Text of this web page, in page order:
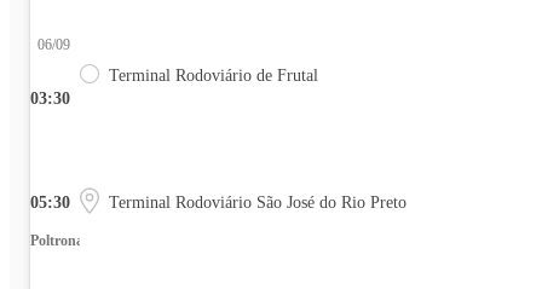
03:30
06/09
Terminal Rodoviário de Frutal
05:30 Terminal Rodoviário São José do Rio Preto
Poltrona